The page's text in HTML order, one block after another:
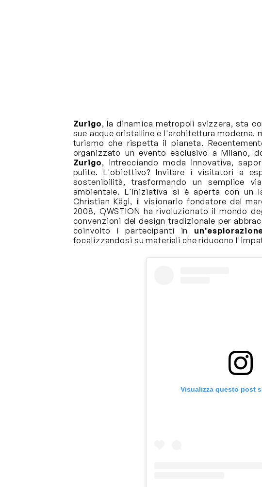
Zurigo, la dinamica metropoli svizzera, sta
sue acque cristalline e l'architettura moderna,
turismo che rispetta il pianeta.
organizzato un evento esclusivo a Milano,
Zurigo, intrecciando moda innovativa,
pulite. L'obiettivo? Invitare i visitatori a
sostenibilità, trasformando un semplice
ambientale. L'iniziativa si è aperta con un
Christian Kägi, il visionario fondatore del
2008, QWSTION ha rivoluzionato il mondo
convenzioni del design tradizionale per
coinvolto i partecipanti in
focalizzandosi su materiali che riducono
Visualizza questo post